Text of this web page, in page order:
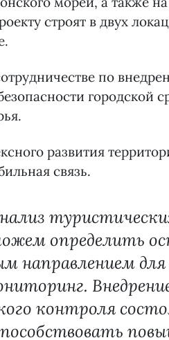
строят в двух
по
городской
развития
связь.
определить
направлением
контроля